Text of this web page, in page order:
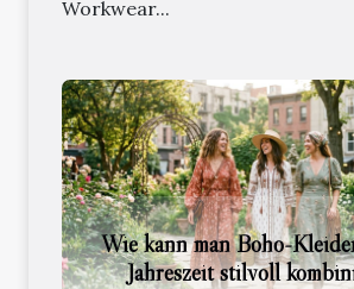
Workwear...
Wie kann man Boho-
Jahreszeit stilvoll